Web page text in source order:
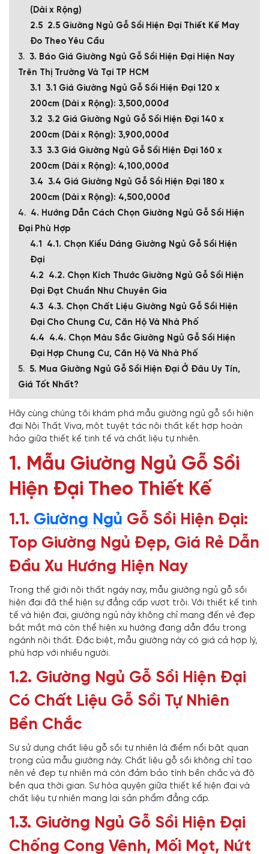
(Dài x Rộng)
2.5 Giường Ngủ Gỗ Sồi Hiện Đại Thiết Kế May
Đo Theo Yêu Cầu
3. Báo Giá Giường Ngủ Gỗ Sồi Hiện Đại Hiện Nay
Trên Thị Trường Và Tại TP HCM
3.1 Giá Giường Ngủ Gỗ Sồi Hiện Đại 120 x
200cm (Dài x Rộng): 3,500,000đ
3.2 Giá Giường Ngủ Gỗ Sồi Hiện Đại 140 x
200cm (Dài x Rộng): 3,900,000đ
3.3 Giá Giường Ngủ Gỗ Sồi Hiện Đại 160 x
200cm (Dài x Rộng): 4,100,000đ
3.4 Giá Giường Ngủ Gỗ Sồi Hiện Đại 180 x
200cm (Dài x Rộng): 4,500,000đ
4. Hướng Dẫn Cách Chọn Giường Ngủ Gỗ Sồi Hiện
Đại Phù Hợp
4.1. Chọn Kiểu Dáng Giường Ngủ Gỗ Sồi Hiện
Đại
4.2. Chọn Kích Thước Giường Ngủ Gỗ Sồi Hiện
Đại Đạt Chuẩn Như Chuyên Gia
4.3. Chọn Chất Liệu Giường Ngủ Gỗ Sồi Hiện
Đại Cho Chung Cư, Căn Hộ Và Nhà Phố
4.4. Chọn Màu Sắc Giường Ngủ Gỗ Sồi Hiện
Đại Hợp Chung Cư, Căn Hộ Và Nhà Phố
5. Mua Giường Ngủ Gỗ Sồi Hiện Đại Ở Đâu Uy Tín,
Giá Tốt Nhất?
Hãy cùng chúng tôi khám phá mẫu giường ngủ gỗ sồi hiện
đại Nội Thất Viva, một tuyệt tác nội thất kết hợp hoàn
hảo giữa thiết kế tinh tế và chất liệu tự nhiên.
1. Mẫu Giường Ngủ Gỗ Sồi
Hiện Đại Theo Thiết Kế
1.1. Giường Ngủ Gỗ Sồi Hiện Đại:
Top Giường Ngủ Đẹp, Giá Rẻ Dẫn
Đầu Xu Hướng Hiện Nay
Trong thế giới nội thất ngày nay, mẫu giường ngủ gỗ sồi
hiện đại đã thể hiện sự đẳng cấp vượt trội. Với thiết kế tinh
tế và hiện đại, giường ngủ này không chỉ mang đến vẻ đẹp
bắt mắt mà còn thể hiện xu hướng đang dẫn đầu trong
ngành nội thất. Đặc biệt, mẫu giường này có giá cả hợp lý,
phù hợp với nhiều người.
1.2. Giường Ngủ Gỗ Sồi Hiện Đại
Có Chất Liệu Gỗ Sồi Tự Nhiên
Bền Chắc
Sự sử dụng chất liệu gỗ sồi tự nhiên là điểm nổi bật quan
trọng của mẫu giường này. Chất liệu gỗ sồi không chỉ tạo
nên vẻ đẹp tự nhiên mà còn đảm bảo tính bền chắc và độ
bền qua thời gian. Sự hòa quyện giữa thiết kế hiện đại và
chất liệu tự nhiên mang lại sản phẩm đẳng cấp.
1.3. Giường Ngủ Gỗ Sồi Hiện Đại
Chống Cong Vênh, Mối Mọt, Nứt